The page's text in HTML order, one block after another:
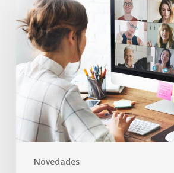
Novedades
importancia
de
software
de
teletrabajo